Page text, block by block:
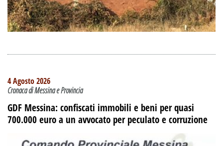
4 Agosto 2026
Cronaca di Messina e Provincia
GDF Messina: confiscati immobili e beni per quasi
700.000 euro a un avvocato per peculato e corruzione